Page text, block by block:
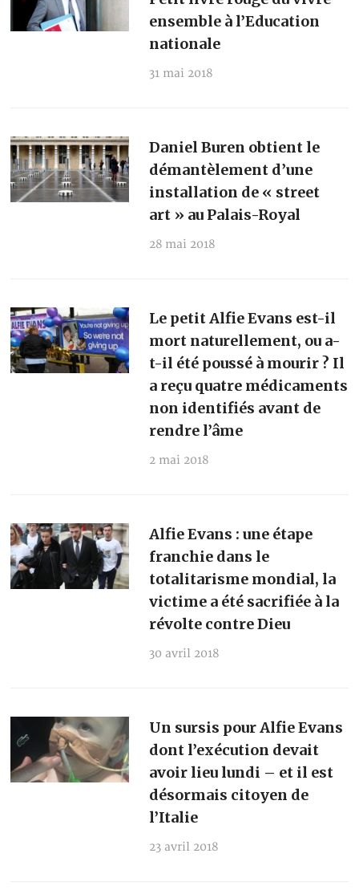
ensemble à l’Education
nationale
31 mai 2018
Daniel Buren obtient le
démantèlement d’une
installation de « street
art » au Palais-Royal
28 mai 2018
Le petit Alfie Evans est-il
mort naturellement, ou a-
t-il été poussé à mourir ? Il
a reçu quatre médicaments
non identifiés avant de
rendre l’âme
2 mai 2018
Alfie Evans : une étape
franchie dans le
totalitarisme mondial, la
victime a été sacrifiée à la
révolte contre Dieu
30 avril 2018
Un sursis pour Alfie Evans
dont l’exécution devait
avoir lieu lundi – et il est
désormais citoyen de
l’Italie
23 avril 2018